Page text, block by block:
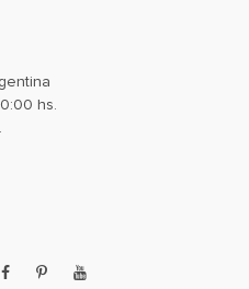
hs.
Facebook
PinterestYouTube